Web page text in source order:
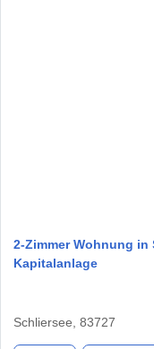
2-Zimmer Wohnung
Kapitalanlage
Schliersee, 83727